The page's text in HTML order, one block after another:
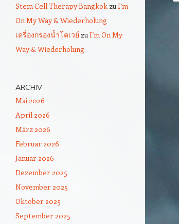
Stem Cell Therapy Bangkok zu I’m
On My Way & Wiederholung
เครื่องกรองน้ำโคเวย์ zu I’m On My
Way & Wiederholung
ARCHIV
Mai 2026
April 2026
März 2026
Februar 2026
Januar 2026
Dezember 2025
November 2025
Oktober 2025
September 2025